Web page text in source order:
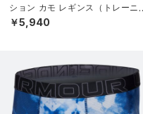
ション カモ レギンス（トレーニン
グ/MEN）
￥5,940